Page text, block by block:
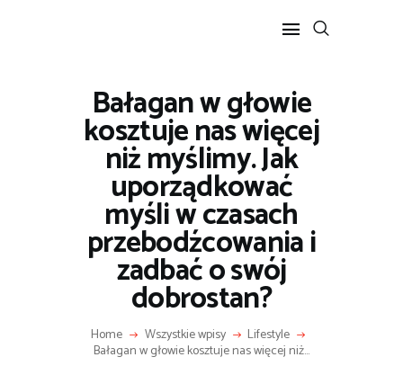
Bałagan w głowie
kosztuje nas więcej
niż myślimy. Jak
uporządkować
myśli w czasach
przebodźcowania i
zadbać o swój
dobrostan?
Home Wszystkie wpisy Lifestyle
Bałagan w głowie kosztuje nas więcej niż...
POPULARNE
BIZNES I FINANSE
IT I TECHNOLOGIE
LIFESTYLE
MOTORYZACJA